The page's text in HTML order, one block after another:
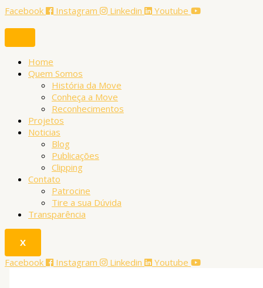
Ir
para
o
Facebook Instagram Linkedin Youtube
Home
Quem Somos
História da Move
Conheça a Move
Reconhecimentos
Projetos
Noticias
Blog
Publicações
Clipping
Contato
Patrocine
Tire a sua Dúvida
Transparência
X
Facebook
Instagram Linkedin Youtube
Bloco
Afro
Batucarte
Bloco
Maria
Baderna
Boi
do
Além
Grêmio
Recreativo
Arraial
Comitiva
Esperança
Viola
P
e
q
u
a
o
: